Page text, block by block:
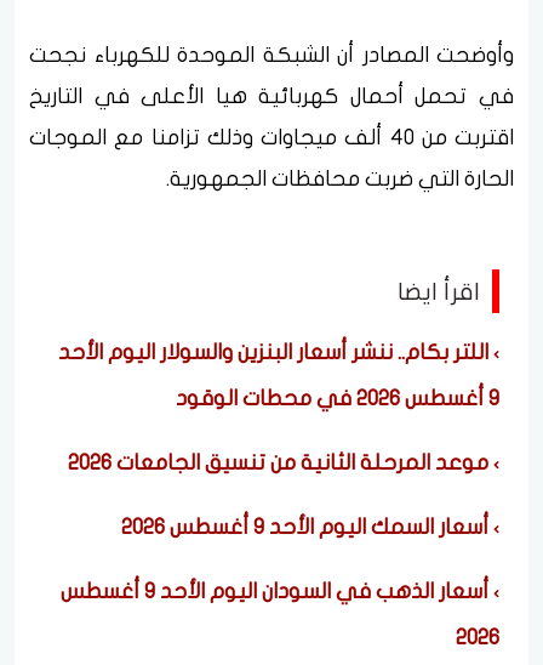
وأوضحت المصادر أن الشبكة الموحدة للكهرباء نجحت
في تحمل أحمال كهربائية هيا الأعلى في التاريخ
اقتربت من 40 ألف ميجاوات وذلك تزامنا مع الموجات
الحارة التي ضربت محافظات الجمهورية.
اقرأ ايضا
اللتر بكام.. ننشر أسعار البنزين والسولار اليوم الأحد
9 أغسطس 2026 في محطات الوقود
موعد المرحلة الثانية من تنسيق الجامعات 2026
أسعار السمك اليوم الأحد 9 أغسطس 2026
أسعار الذهب في السودان اليوم الأحد 9 أغسطس
2026